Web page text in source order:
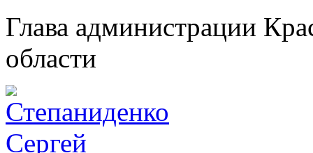
Глава администрации
области